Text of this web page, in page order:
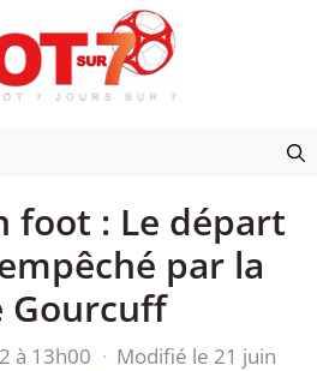
foot : Le départ
par la
Gourcuff
à 13h00 · Modifié le 21 juin